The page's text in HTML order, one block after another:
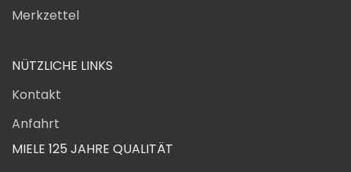
Merkzettel
NÜTZLICHE LINKS
Kontakt
Anfahrt
MIELE 125 JAHRE QUALITÄT